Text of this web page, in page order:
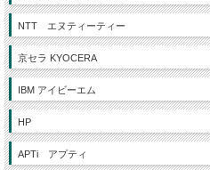
NTT エヌティーティー
京セラ KYOCERA
IBM アイビーエム
HP
APTi アプティ